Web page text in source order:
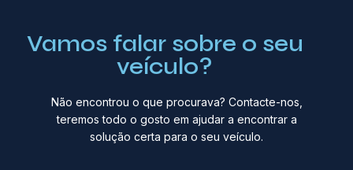
Vamos falar sobre o seu
veículo?
Não encontrou o que procurava? Contacte-nos,
teremos todo o gosto em ajudar a encontrar a
solução certa para o seu veículo.